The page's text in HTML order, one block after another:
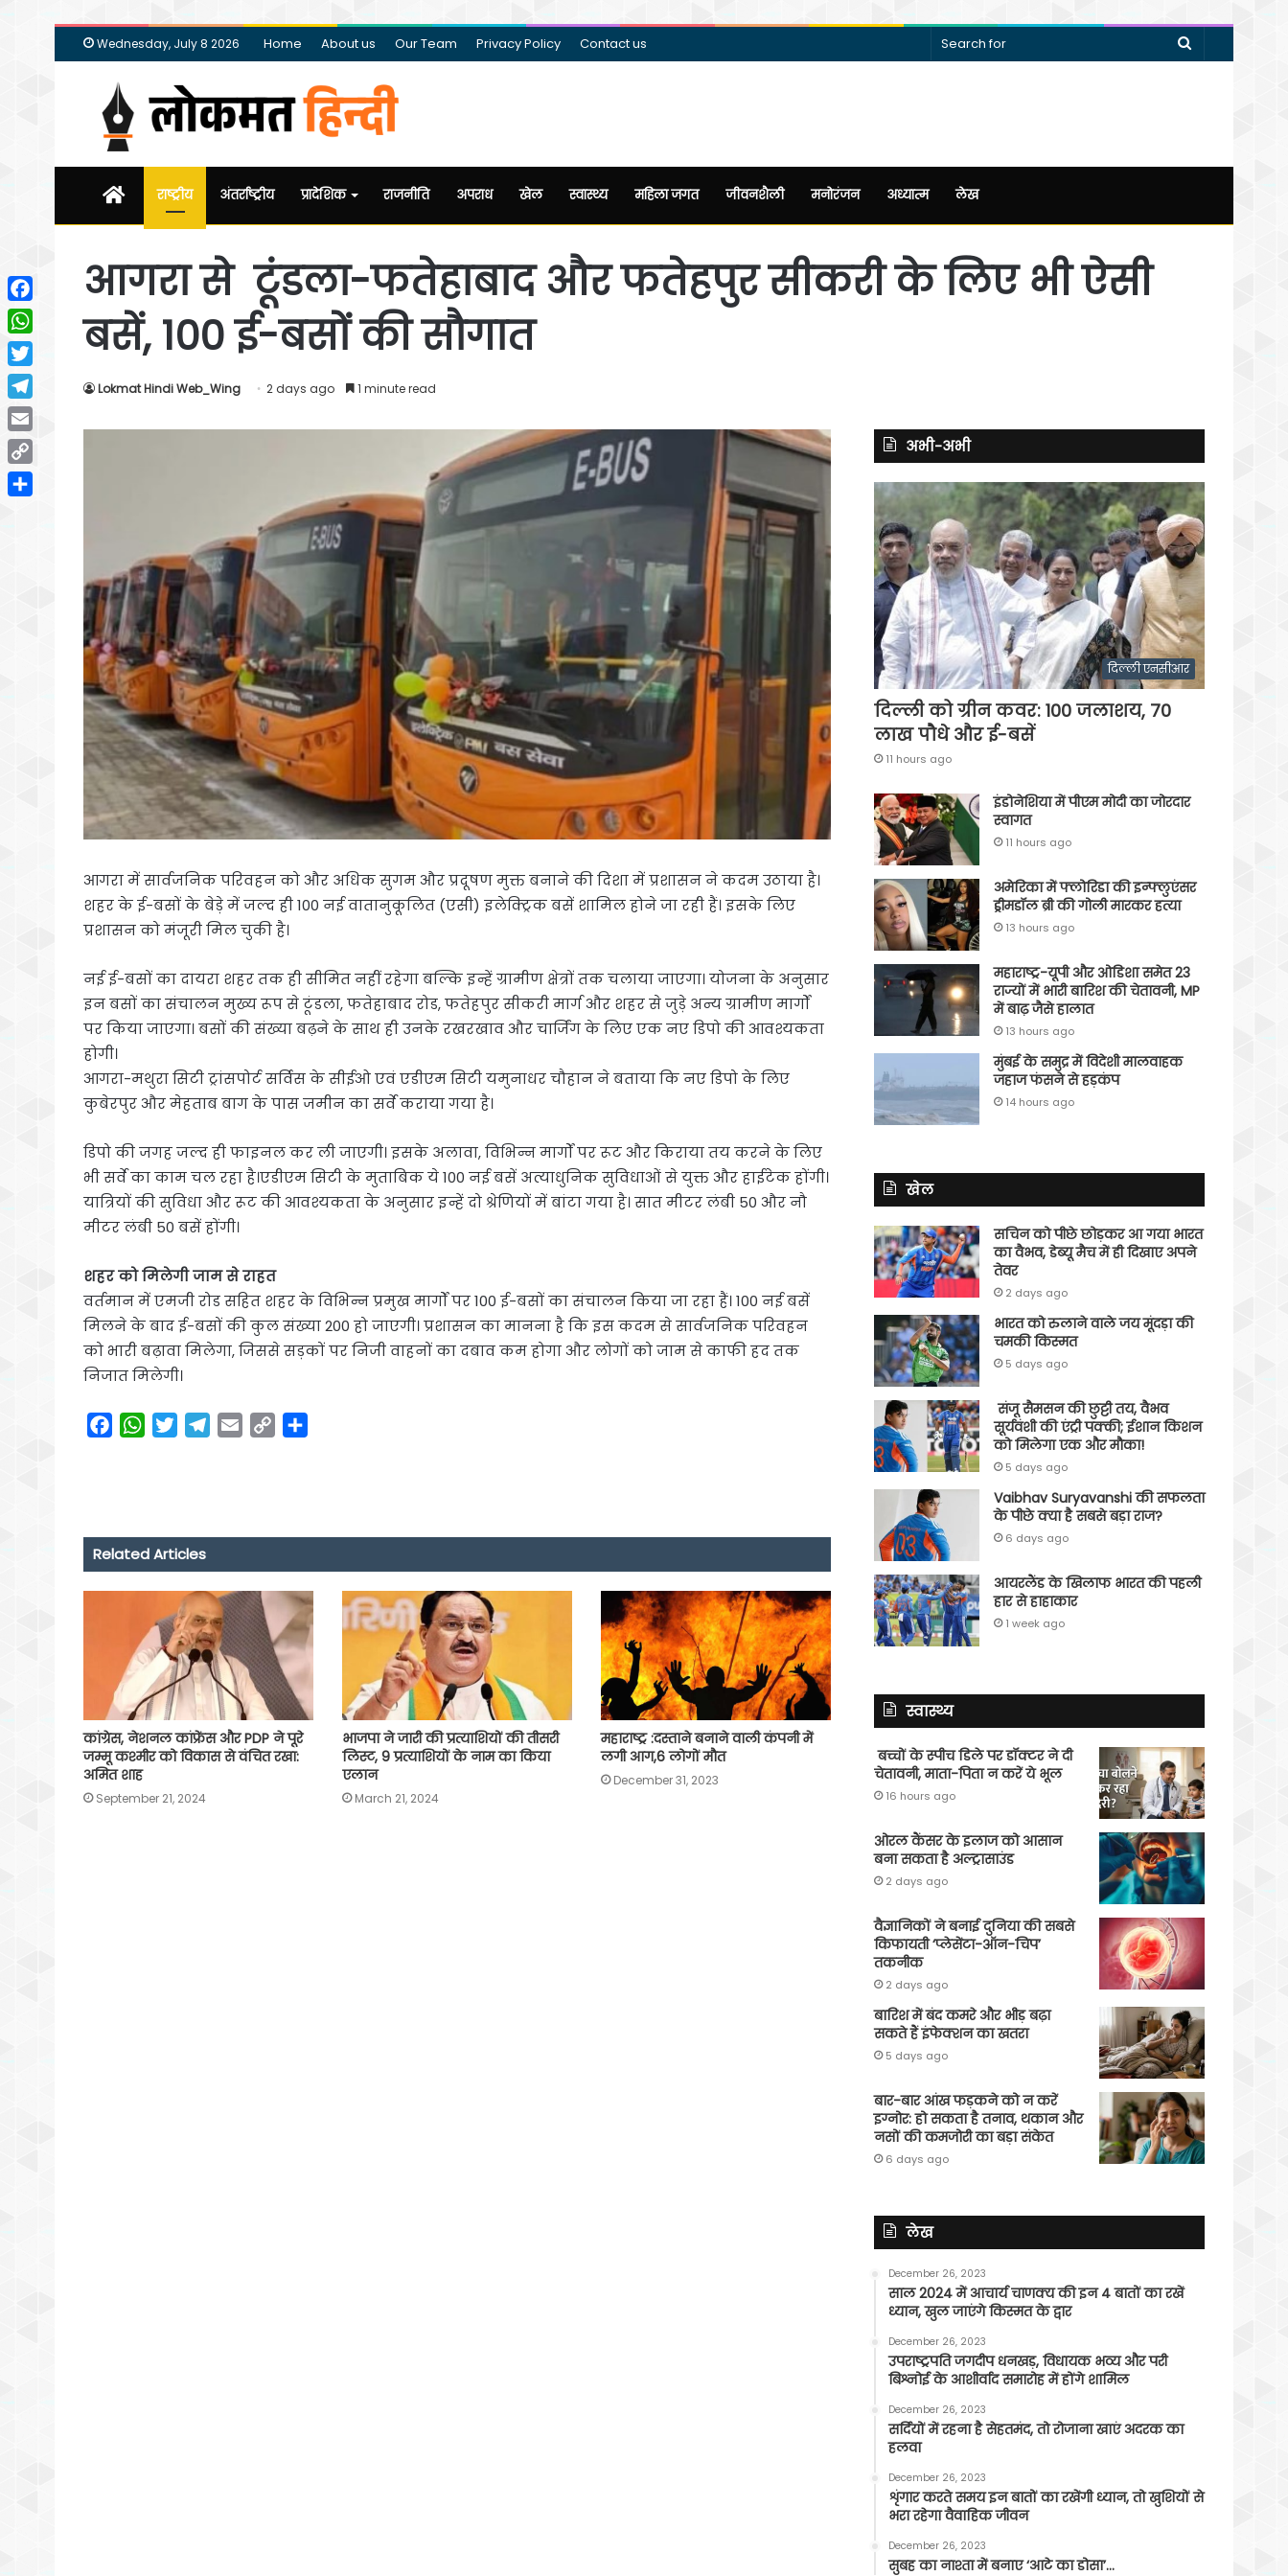
Wednesday, July 8 2026 Home About us Our Team Privacy Policy Contact us
Search
Homeराष्ट्रीय अंतर्राष्ट्रीय प्रादेशिक राजनीति अपराध खेल स्वास्थ्य महिला जगत जीवनशैली मनोरंजन अध्यात्म लेख
आगरा से टूंडला-फतेहाबाद और फतेहपुर सीकरी के लिए भी ऐसी
बसें, 100 ई-बसों की सौगात
Lokmat Hindi Web_Wing 2 days ago 1 minute read
आगरा में सार्वजनिक परिवहन को और अधिक सुगम और प्रदूषण मुक्त बनाने की दिशा में प्रशासन ने कदम उठाया है।
शहर के ई-बसों के बेड़े में जल्द ही 100 नई वातानुकूलित (एसी) इलेक्ट्रिक बसें शामिल होने जा रही हैं। इसके लिए
प्रशासन को मंजूरी मिल चुकी है।
नई ई-बसों का दायरा शहर तक ही सीमित नहीं रहेगा बल्कि इन्हें ग्रामीण क्षेत्रों तक चलाया जाएगा। योजना के अनुसार
इन बसों का संचालन मुख्य रूप से टूंडला, फतेहाबाद रोड, फतेहपुर सीकरी मार्ग और शहर से जुड़े अन्य ग्रामीण मार्गों
पर किया जाएगा। बसों की संख्या बढ़ने के साथ ही उनके रखरखाव और चार्जिंग के लिए एक नए डिपो की आवश्यकता
होगी।
आगरा-मथुरा सिटी ट्रांसपोर्ट सर्विस के सीईओ एवं एडीएम सिटी यमुनाधर चौहान ने बताया कि नए डिपो के लिए
कुबेरपुर और मेहताब बाग के पास जमीन का सर्वे कराया गया है।
डिपो की जगह जल्द ही फाइनल कर ली जाएगी। इसके अलावा, विभिन्न मार्गों पर रूट और किराया तय करने के लिए
भी सर्वे का काम चल रहा है।एडीएम सिटी के मुताबिक ये 100 नई बसें अत्याधुनिक सुविधाओं से युक्त और हाईटेक होंगी।
यात्रियों की सुविधा और रूट की आवश्यकता के अनुसार इन्हें दो श्रेणियों में बांटा गया है। सात मीटर लंबी 50 और नौ
मीटर लंबी 50 बसें होंगी।
शहर को मिलेगी जाम से राहत
वर्तमान में एमजी रोड सहित शहर के विभिन्न प्रमुख मार्गों पर 100 ई-बसों का संचालन किया जा रहा हैं। 100 नई बसें
मिलने के बाद ई-बसों की कुल संख्या 200 हो जाएगी। प्रशासन का मानना है कि इस कदम से सार्वजनिक परिवहन
को भारी बढ़ावा मिलेगा, जिससे सड़कों पर निजी वाहनों का दबाव कम होगा और लोगों को जाम से काफी हद तक
निजात मिलेगी।
o
o
W
A
p
e
r
a
m
n
k
Related Articles
कांग्रेस, नेशनल कांफ्रेंस और PDP ने पूरे
जम्मू कश्मीर को विकास से वंचित रखा:
अमित शाह
September 21, 2024
भाजपा ने जारी की प्रत्याशियों की तीसरी
लिस्ट, 9 प्रत्याशियों के नाम का किया
एलान
March 21, 2024
महाराष्ट्र :दस्ताने बनाने वाली कंपनी में
लगी आग,6 लोगों मौत
December 31, 2023
अभी-अभी
दिल्ली एनसीआर
दिल्ली को ग्रीन कवर: 100 जलाशय, 70
लाख पौधे और ई-बसें
11 hours ago
इंडोनेशिया में पीएम मोदी का जोरदार
स्वागत
11 hours ago
अमेरिका में फ्लोरिडा की इन्फ्लुएंसर
ड्रीमडॉल ब्री की गोली मारकर हत्या
13 hours ago
महाराष्ट्र-यूपी और ओडिशा समेत 23
राज्यों में भारी बारिश की चेतावनी, MP
में बाढ़ जैसे हालात
13 hours ago
मुंबई के समुद्र में विदेशी मालवाहक
जहाज फंसने से हड़कंप
14 hours ago
खेल
सचिन को पीछे छोड़कर आ गया भारत
का वैभव, डेब्यू मैच में ही दिखाए अपने
तेवर
2 days ago
भारत को रुलाने वाले जय मूंदड़ा की
चमकी किस्मत
5 days ago
संजू सैमसन की छुट्टी तय, वैभव
सूर्यवंशी की एंट्री पक्की; ईशान किशन
को मिलेगा एक और मौका!
5 days ago
Vaibhav Suryavanshi की सफलता
के पीछे क्या है सबसे बड़ा राज?
6 days ago
आयरलैंड के खिलाफ भारत की पहली
हार से हाहाकार
1 week ago
स्वास्थ्य
बच्चों के स्पीच डिले पर डॉक्टर ने दी
चेतावनी, माता-पिता न करें ये भूल
16 hours ago
ओरल कैंसर के इलाज को आसान
बना सकता है अल्ट्रासाउंड
2 days ago
वैज्ञानिकों ने बनाई दुनिया की सबसे
किफायती ‘प्लेसेंटा-ऑन-चिप’
तकनीक
2 days ago
बारिश में बंद कमरे और भीड़ बढ़ा
सकते हैं इंफेक्शन का खतरा
5 days ago
बार-बार आंख फड़कने को न करें
इग्नोर: हो सकता है तनाव, थकान और
नसों की कमजोरी का बड़ा संकेत
6 days ago
लेख
December 26, 2023
साल 2024 में आचार्य चाणक्य की इन 4 बातों का रखें
ध्यान, खुल जाएंगे किस्मत के द्वार
December 26, 2023
उपराष्ट्रपति जगदीप धनखड़, विधायक भव्य और परी
बिश्नोई के आशीर्वाद समारोह में होंगे शामिल
December 26, 2023
सर्दियों में रहना है सेहतमंद, तो रोजाना खाएं अदरक का
हलवा
December 26, 2023
शृंगार करते समय इन बातों का रखेंगी ध्यान, तो खुशियों से
भरा रहेगा वैवाहिक जीवन
December 26, 2023
सुबह का नाश्ता में बनाए ‘आटे का डोसा’…
Facebook
WhatsApp
Twitter
Telegram
Email
Copy
Link